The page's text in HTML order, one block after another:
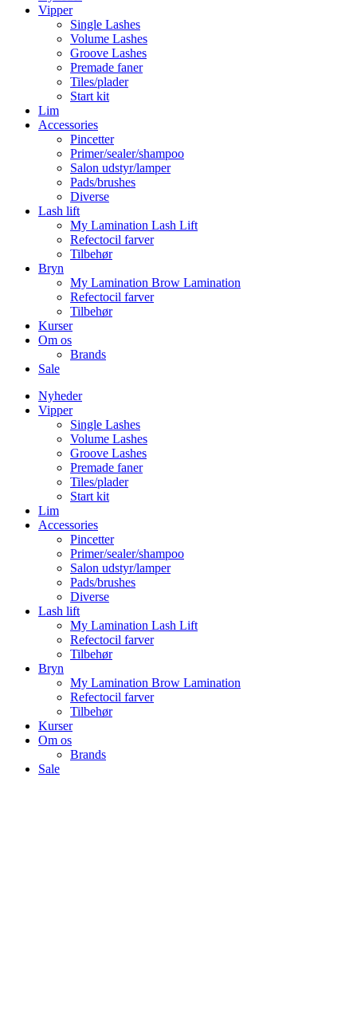
Vipper
Single Lashes
Volume Lashes
Groove Lashes
Premade faner
Tiles/plader
Start kit
Lim
Accessories
Pincetter
Primer/sealer/shampoo
Salon udstyr/lamper
Pads/brushes
Diverse
Lash lift
My Lamination Lash Lift
Refectocil farver
Tilbehør
Bryn
My Lamination Brow Lamination
Refectocil farver
Tilbehør
Kurser
Om os
Brands
Sale
Nyheder
Vipper
Single Lashes
Volume Lashes
Groove Lashes
Premade faner
Tiles/plader
Start kit
Lim
Accessories
Pincetter
Primer/sealer/shampoo
Salon udstyr/lamper
Pads/brushes
Diverse
Lash lift
My Lamination Lash Lift
Refectocil farver
Tilbehør
Bryn
My Lamination Brow Lamination
Refectocil farver
Tilbehør
Kurser
Om os
Brands
Sale